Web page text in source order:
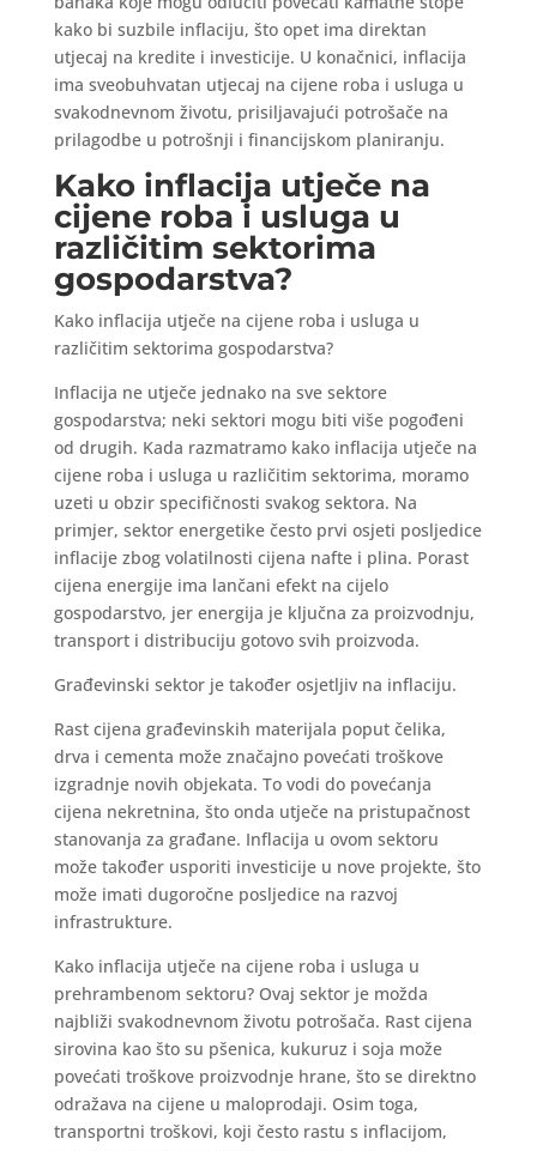
kako bi suzbile inflaciju, što opet ima direktan
utjecaj na kredite i investicije. U konačnici, inflacija
ima sveobuhvatan utjecaj na cijene roba i usluga u
svakodnevnom životu, prisiljavajući potrošače na
prilagodbe u potrošnji i financijskom planiranju.
Kako inflacija utječe na
cijene roba i usluga u
različitim sektorima
gospodarstva?
Kako inflacija utječe na cijene roba i usluga u
različitim sektorima gospodarstva?
Inflacija ne utječe jednako na sve sektore
gospodarstva; neki sektori mogu biti više pogođeni
od drugih. Kada razmatramo kako inflacija utječe na
cijene roba i usluga u različitim sektorima, moramo
uzeti u obzir specifičnosti svakog sektora. Na
primjer, sektor energetike često prvi osjeti posljedice
inflacije zbog volatilnosti cijena nafte i plina. Porast
cijena energije ima lančani efekt na cijelo
gospodarstvo, jer energija je ključna za proizvodnju,
transport i distribuciju gotovo svih proizvoda.
Građevinski sektor je također osjetljiv na inflaciju.
Rast cijena građevinskih materijala poput čelika,
drva i cementa može značajno povećati troškove
izgradnje novih objekata. To vodi do povećanja
cijena nekretnina, što onda utječe na pristupačnost
stanovanja za građane. Inflacija u ovom sektoru
može također usporiti investicije u nove projekte, što
može imati dugoročne posljedice na razvoj
infrastrukture.
Kako inflacija utječe na cijene roba i usluga u
prehrambenom sektoru? Ovaj sektor je možda
najbliži svakodnevnom životu potrošača. Rast cijena
sirovina kao što su pšenica, kukuruz i soja može
povećati troškove proizvodnje hrane, što se direktno
odražava na cijene u maloprodaji. Osim toga,
transportni troškovi, koji često rastu s inflacijom,